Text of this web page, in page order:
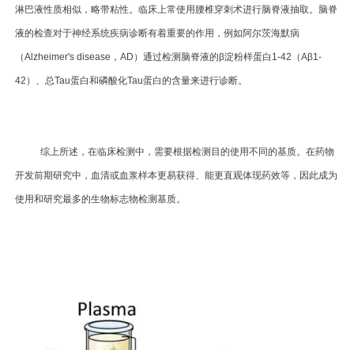
淋巴液性质相似，略带粘性。临床上常使用腰椎穿刺术进行脑脊液抽取。脑脊
液的检查对于神经系统疾病诊断有着重要的作用，例如阿尔茨海默病
（Alzheimer's disease，AD）通过检测脑脊液的β淀粉样蛋白1-42（Aβ1-
42）、总Tau蛋白和磷酸化Tau蛋白的含量来进行诊断。
综上所述，在临床检测中，需要根据检测目的使用不同的基质。在药物
开发前期研究中，血清或血浆样本更易获得、能更直观体现药效等，因此成为
使用和研究最多的生物标志物检测基质。